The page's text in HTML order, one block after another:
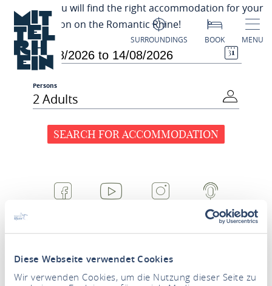
Diese Webseite verwendet Cookies
Wir verwenden Cookies, um die Nutzung dieser Seite zu
SURROUNDINGS BOOK MENU
H ere you will find the right accommodation for your
vacation on the Romantic Rhine!
Period
Persons
2 Adults
SEARCH FOR ACCOMMODATION
PODCAST